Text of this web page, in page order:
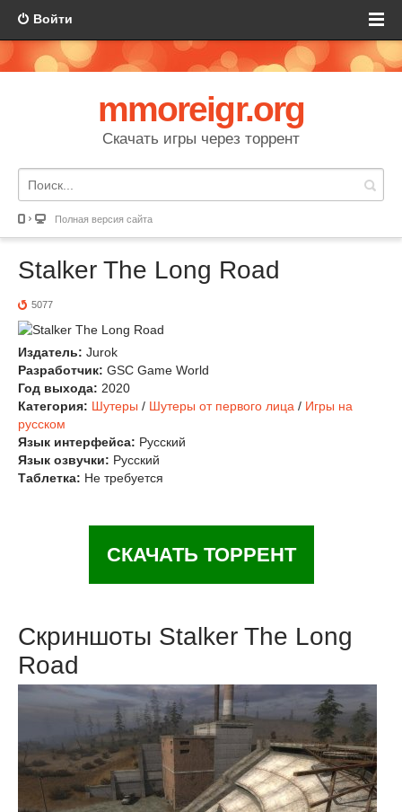
Войти
mmoreigr.org
Скачать игры через торрент
Полная версия сайта
Stalker The Long Road
5077
Издатель: Jurok
Разработчик: GSC Game World
Год выхода: 2020
Категория: Шутеры / Шутеры от первого лица / Игры на
русском
Язык интерфейса: Русский
Язык озвучки: Русский
Таблетка: Не требуется
СКАЧАТЬ ТОРРЕНТ
Скриншоты Stalker The Long
Road